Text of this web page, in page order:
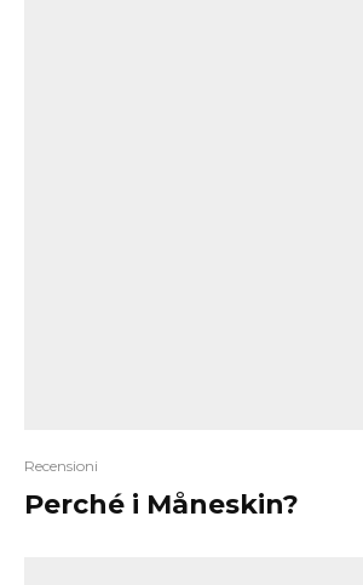
Recensioni
Perché i Måneskin?